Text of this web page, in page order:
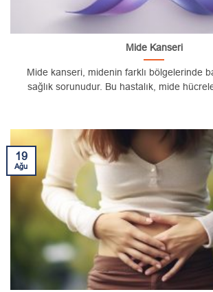
Mide Kanseri
Mide kanseri, midenin farklı bölgelerinde
sağlık sorunudur. Bu hastalık, mide
19
Ağu